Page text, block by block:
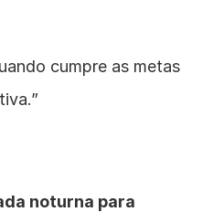
cumpre as metas
noturna para